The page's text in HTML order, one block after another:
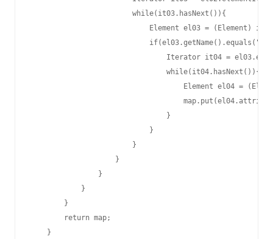
                        while(it03.hasNext()){
Element el03 = (Element)
Iterator it04 =
                                while(it04.hasNext()){
Element el04 =
                                }
                            }
                        }
                    }
                }
            }
        }
        return map;